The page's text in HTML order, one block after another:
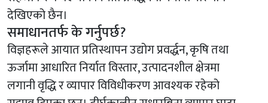
देखिएको छैन।
समाधानतर्फ के गर्नुपर्छ?
विज्ञहरूले आयात प्रतिस्थापन उद्योग प्रवर्द्धन, कृषि तथा
ऊर्जामा आधारित निर्यात विस्तार, उत्पादनशील क्षेत्रमा
लगानी वृद्धि र व्यापार विविधीकरण आवश्यक रहेको